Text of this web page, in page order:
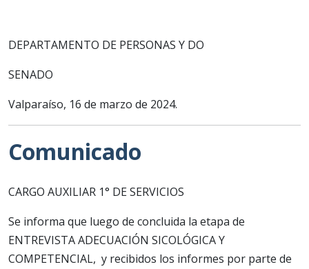
DEPARTAMENTO DE PERSONAS Y DO
SENADO
Valparaíso, 16 de marzo de 2024.
Comunicado
CARGO AUXILIAR 1° DE SERVICIOS
Se informa que luego de concluida la etapa de
ENTREVISTA ADECUACIÓN SICOLÓGICA Y
COMPETENCIAL, y recibidos los informes por parte de